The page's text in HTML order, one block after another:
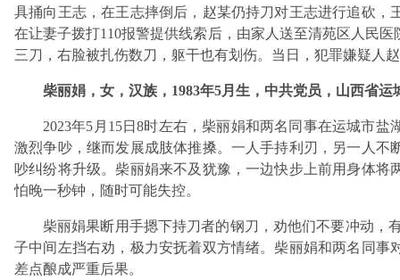
具捅向王志，在王志摔倒后，赵某仍持刀对王志进行追砍
在让妻子拨打110报警提供线索后，由家人送至清苑区人民
三刀，右脸被扎伤数刀，躯干也有划伤。当日，犯罪嫌疑人
柴丽娟，女，汉族，1983年5月生，中共党员，山西省
2023年5月15日8时左右，柴丽娟和两名同事在运城市
激烈争吵，继而发展成肢体推搡。一人手持利刃，另一人
吵纠纷将升级。柴丽娟来不及犹豫，一边快步上前用身体
怕晚一秒钟，随时可能失控。
柴丽娟果断用手摁下持刀者的钢刀，劝他们不要冲动，
子中间左挡右劝，极力安抚着双方情绪。柴丽娟和两名同
差点酿成严重后果。